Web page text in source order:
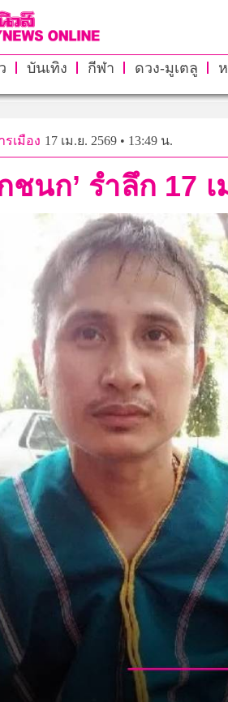
บันเทิง กีฬา ดวง-มูเตลู
รเมือง 17 เม.ย. 2569 • 13:49 น.
ชนก’ รำลึก 17